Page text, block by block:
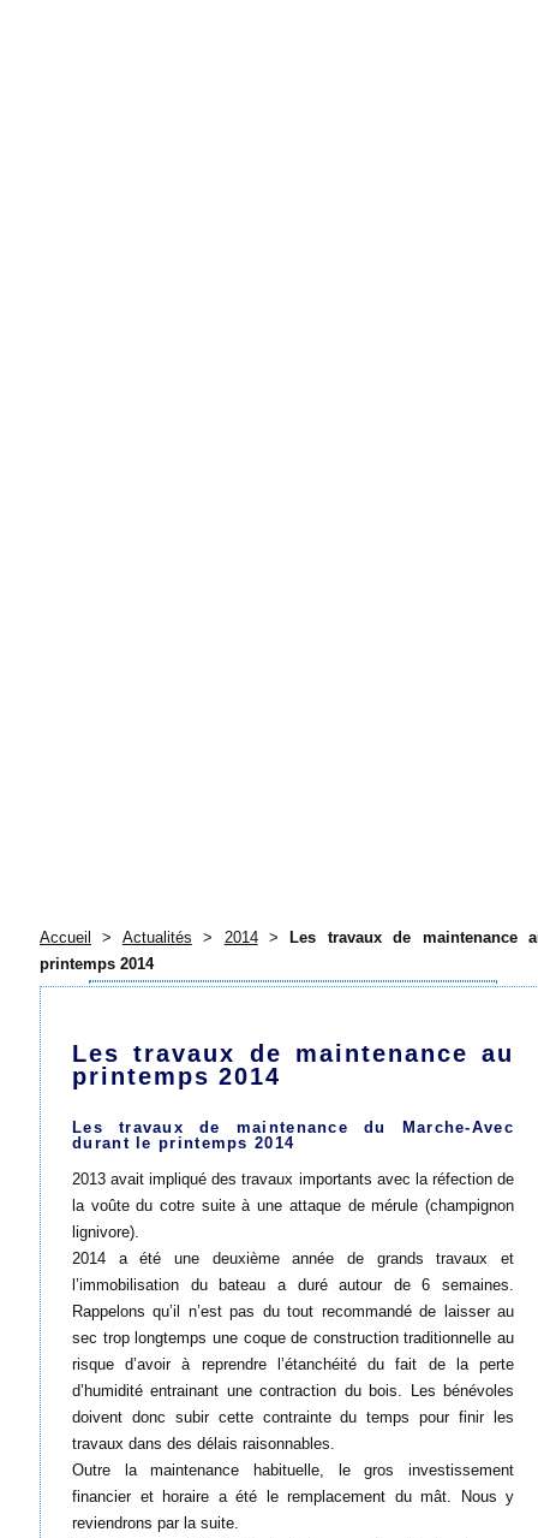
Accueil > Actualités > 2014>
Les travaux de maintenance
printemps 2014
Les travaux de maintenance au
printemps 2014
Les travaux de maintenance du Marche-Avec
durant le printemps 2014
2013 avait impliqué des travaux importants avec la réfection de
la voûte du cotre suite à une attaque de mérule (champignon
lignivore).
2014 a été une deuxième année de grands travaux et
l’immobilisation du bateau a duré autour de 6 semaines.
Rappelons qu’il n’est pas du tout recommandé de laisser au
sec trop longtemps une coque de construction traditionnelle au
risque d’avoir à reprendre l’étanchéité du fait de la perte
d’humidité entrainant une contraction du bois. Les bénévoles
doivent donc subir cette contrainte du temps pour finir les
travaux dans des délais raisonnables.
Outre la maintenance habituelle, le gros investissement
financier et horaire a été le remplacement du mât. Nous y
reviendrons par la suite.